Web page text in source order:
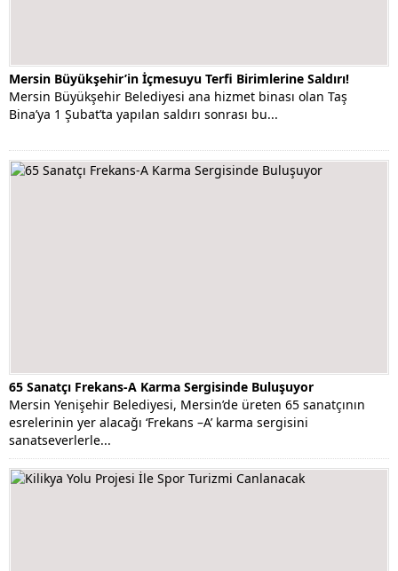
Mersin Büyükşehir’in İçmesuyu Terfi Birimlerine Saldırı!
Mersin Büyükşehir Belediyesi ana hizmet binası olan Taş
Bina’ya 1 Şubat’ta yapılan saldırı sonrası bu...
65 Sanatçı Frekans-A Karma Sergisinde Buluşuyor
Mersin Yenişehir Belediyesi, Mersin’de üreten 65 sanatçının
esrelerinin yer alacağı ‘Frekans –A’ karma sergisini
sanatseverlerle...